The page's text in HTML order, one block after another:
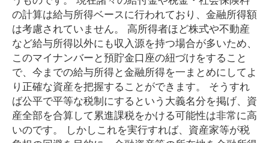
の計算は給与所得ベースに行われており、金融所得額
は考慮されていません。 高所得者ほど株式や不動産
など給与所得以外にも収入源を持つ場合が多いため、
このマイナンバーと預貯金口座の紐づけをすること
で、今までの給与所得と金融所得を一まとめにしてよ
り正確な資産を把握することができます。 そうすれ
ば公平で平等な税制にするという大義名分を掲げ、資
産全部を合算して累進課税をかける可能性は非常に高
いのです。 しかしこれを実行すれば、資産家等が税